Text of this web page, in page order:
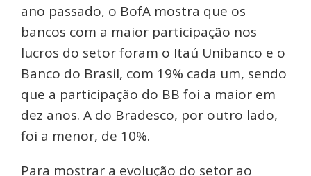
ano passado, o BofA mostra que os
bancos com a maior participação nos
lucros do setor foram o Itaú Unibanco e o
Banco do Brasil, com 19% cada um, sendo
que a participação do BB foi a maior em
dez anos. A do Bradesco, por outro lado,
foi a menor, de 10%.
Para mostrar a evolução do setor ao